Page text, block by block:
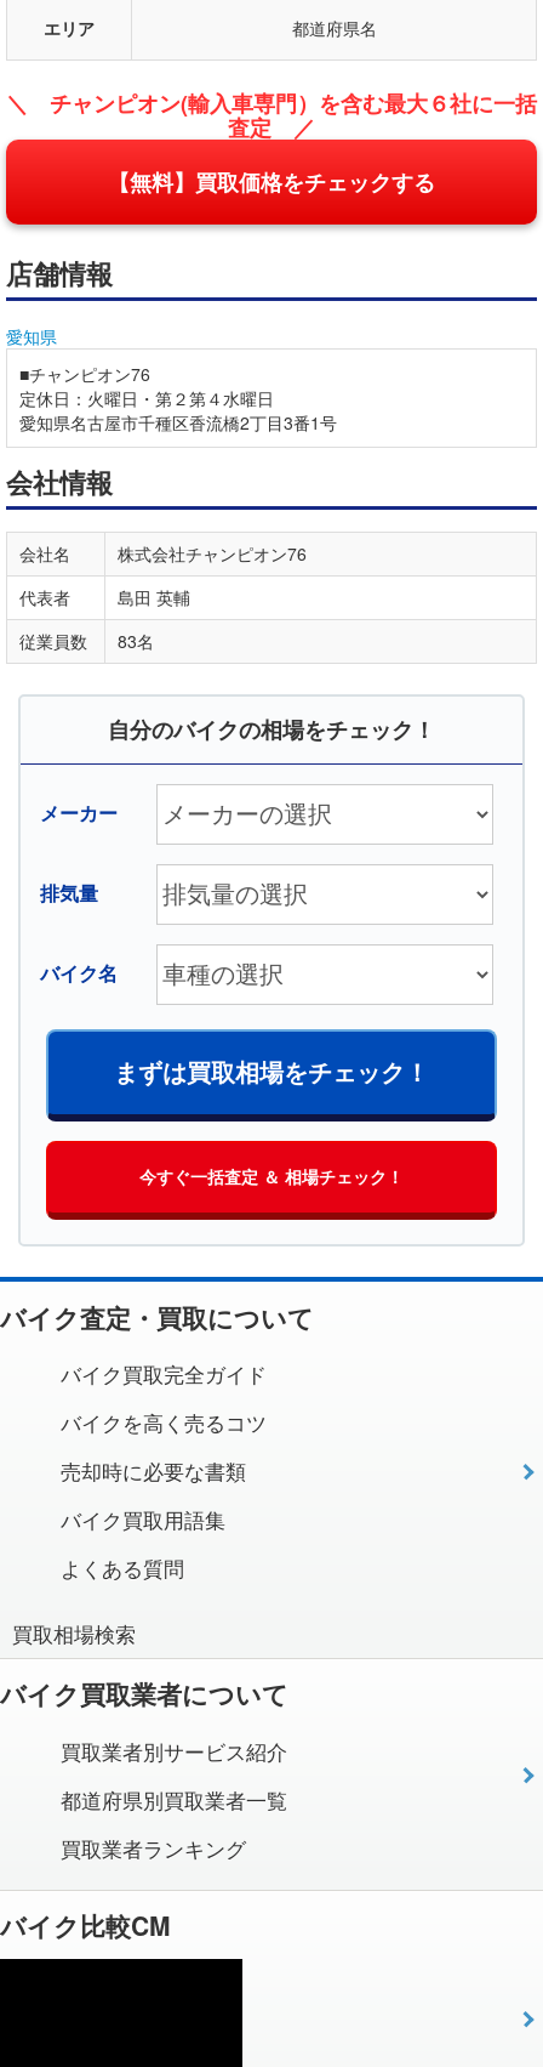
エリア 都道府県名
＼ チャンピオン(輸入車専門）を含む最大６社に一括
査定 ／
【無料】買取価格をチェックする
店舗情報
愛知県
■チャンピオン76
定休日：火曜日・第２第４水曜日
愛知県名古屋市千種区香流橋2丁目3番1号
会社情報
会社名
株式会社チャンピオン76
代表者
島田 英輔
従業員数
83名
自分のバイクの相場をチェック！
メーカー
排気量
バイク名
まずは買取相場をチェック！
今すぐ一括査定 ＆ 相場チェック！
バイク査定・買取について
バイク買取完全ガイド
バイクを高く売るコツ
売却時に必要な書類
バイク買取用語集
よくある質問
買取相場検索
バイク買取業者について
買取業者別サービス紹介
都道府県別買取業者一覧
買取業者ランキング
バイク比較CM